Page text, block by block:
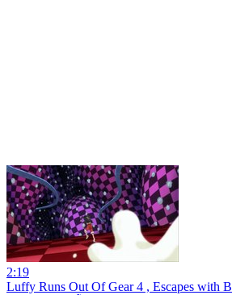
2:19
Luffy Runs Out Of Gear 4 , Escapes with